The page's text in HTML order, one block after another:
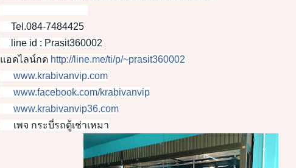
Tel.084-7484425
line id : Prasit360002
แอดไลน์กด http://line.me/ti/p/~prasit360002
www.krabivanvip.com
www.facebook.com/krabivanvip
www.krabivanvip36.com
เพจ กระบี่รถตู้เช่าเหมา